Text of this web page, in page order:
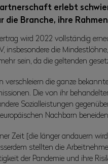
erlebt
die Branche, ihre
wird 2022 vollständig
insbesondere die
sein, da die geltenden
verschleiern die ganze
Die von ihr
Sozialleistungen
Nachbarn
Zeit [die länger andauern
stellten die
der Pandemie und ihre